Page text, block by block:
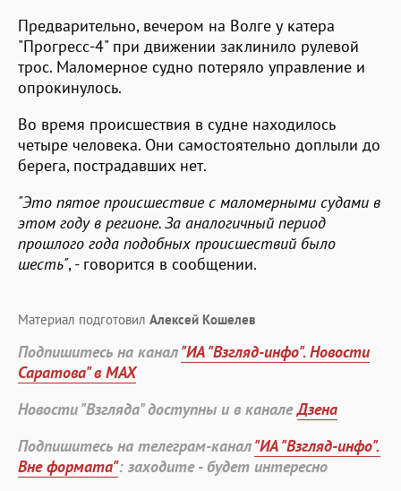
Предварительно, вечером на Волге у катера
"Прогресс-4" при движении заклинило рулевой
трос. Маломерное судно потеряло управление и
опрокинулось.
Во время происшествия в судне находилось
четыре человека. Они самостоятельно доплыли до
берега, пострадавших нет.
"Это пятое происшествие с маломерными судами в
этом году в регионе. За аналогичный период
прошлого года подобных происшествий было
шесть", - говорится в сообщении.
Материал подготовил Алексей Кошелев
Подпишитесь на канал"ИА "Взгляд-инфо". Новости
Саратова" в MAX
Новости "Взгляда" доступны и в каналеДзена
Подпишитесь на телеграм-канал"ИА "Взгляд-инфо".
Вне формата": заходите - будет интересно